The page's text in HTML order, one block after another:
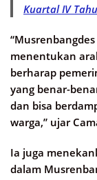
Kuartal IV
menentukan
berharap
yang benar-
dan bisa
warga,” ujar
Ia juga
dalam